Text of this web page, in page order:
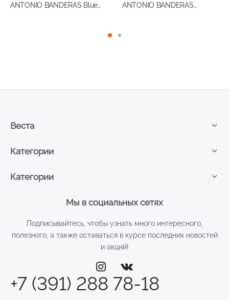
ANTONIO BANDERAS Blue
ANTONIO BANDERAS
Мы в социальных сетях
Подписывайтесь, чтобы узнать много интересного,
полезного, а также оставаться в курсе последних новостей
и акций!
+7 (391) 288 78-18
Категории
Категории
Веста